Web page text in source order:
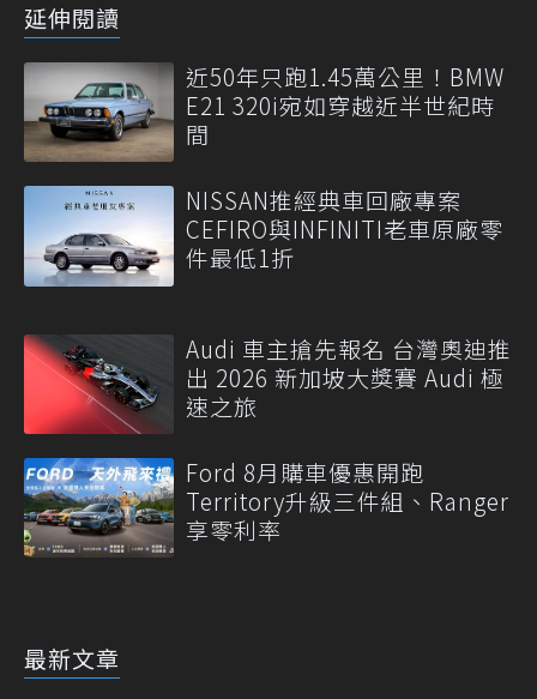
延伸閱讀
近50年只跑1.45萬公里！BMW
E21 320i宛如穿越近半世紀時
間
NISSAN推經典車回廠專案
CEFIRO與INFINITI老車原廠零
件最低1折
Audi 車主搶先報名 台灣奧迪推
出 2026 新加坡大獎賽 Audi 極
速之旅
Ford 8月購車優惠開跑
Territory升級三件組、Ranger
享零利率
最新文章